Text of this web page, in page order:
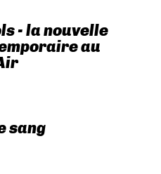
- la nouvelle
au
sang